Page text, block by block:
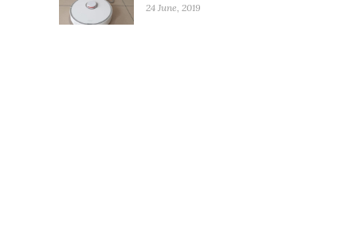
24 June, 2019